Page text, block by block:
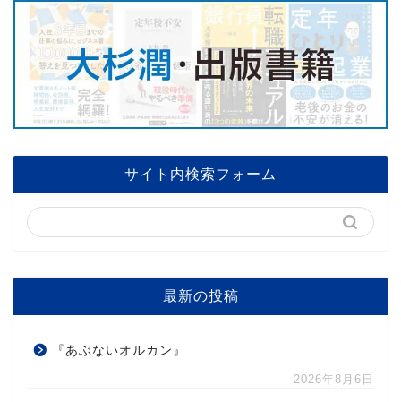
サイト内検索フォーム
最新の投稿
『あぶないオルカン』
2026年8月6日